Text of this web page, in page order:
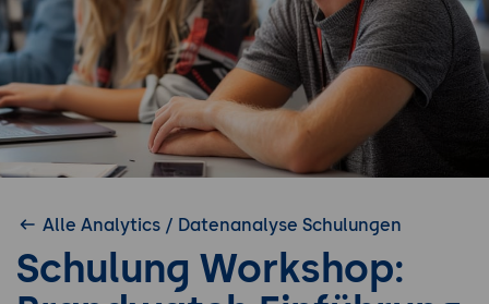
Alle Analytics / Datenanalyse Schulungen
Schulung Workshop: